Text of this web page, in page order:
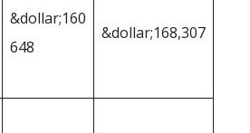
&dollar;160
648
&dollar;168,307